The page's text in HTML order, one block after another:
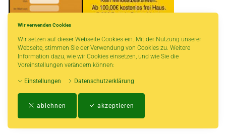
Wir verwenden Cookies
Wir setzen auf dieser Webseite Cookies ein. Mit der Nutzung unserer
Webseite, stimmen Sie der Verwendung von Cookies zu. Weitere
Information dazu, wie wir Cookies einsetzen, und wie Sie die
Voreinstellungen verändern können:
Einstellungen Datenschutzerklärung
ablehnen akzeptieren
* gilt für Lieferungen innerhalb Deutschlands, Lieferzeiten für andere Länder
entnehmen Sie bitte der Schaltfläche mit den Versandinformationen.
Impressum-AGB-Zahlungs- und Versandbedingungen
Biozertifikat
Widerrufsrecht Datenschutzerklärung